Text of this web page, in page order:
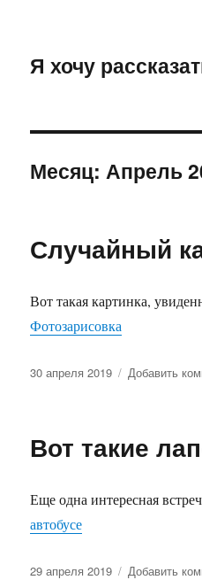
Я хочу
Месяц:Апрель
Случайный
Вот такая картинка,
Фотозарисовка
Опубликовано
30 апреля 2019 Добавить
Вот такие
Еще одна интересная
автобусе
Опубликовано
29 апреля 2019 Добавить